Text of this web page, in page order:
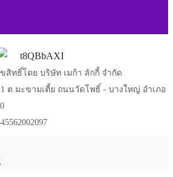
สิทธิ์โดย บริษัท เมก้า ลักกี้ จำกัด
ต.มะขามเตี้ย ถนนวัดโพธิ์ - บางใหญ่ อำเภอ